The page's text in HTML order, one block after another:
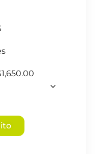
1,650.00